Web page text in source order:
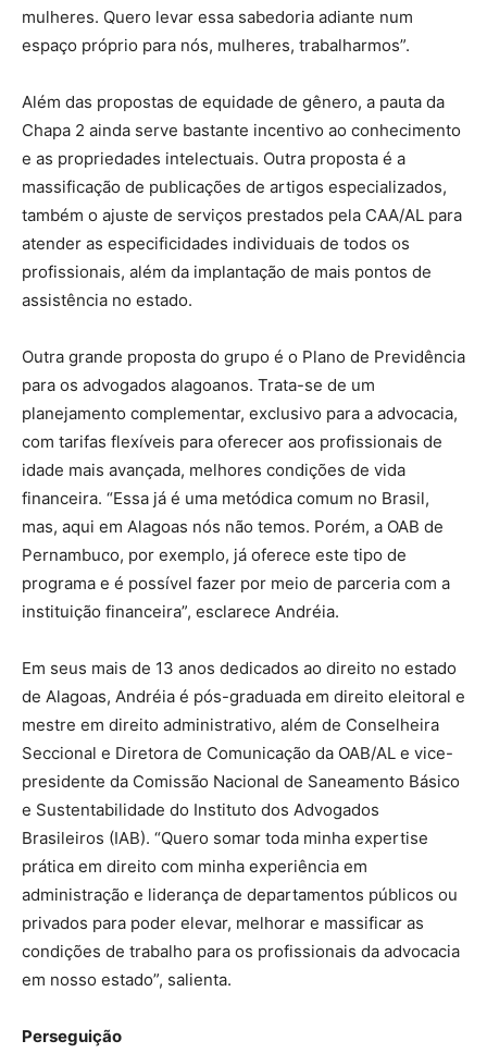
mulheres. Quero levar essa sabedoria adiante num
espaço próprio para nós, mulheres, trabalharmos”.
Além das propostas de equidade de gênero, a pauta da
Chapa 2 ainda serve bastante incentivo ao conhecimento
e as propriedades intelectuais. Outra proposta é a
massificação de publicações de artigos especializados,
também o ajuste de serviços prestados pela CAA/AL para
atender as especificidades individuais de todos os
profissionais, além da implantação de mais pontos de
assistência no estado.
Outra grande proposta do grupo é o Plano de Previdência
para os advogados alagoanos. Trata-se de um
planejamento complementar, exclusivo para a advocacia,
com tarifas flexíveis para oferecer aos profissionais de
idade mais avançada, melhores condições de vida
financeira. “Essa já é uma metódica comum no Brasil,
mas, aqui em Alagoas nós não temos. Porém, a OAB de
Pernambuco, por exemplo, já oferece este tipo de
programa e é possível fazer por meio de parceria com a
instituição financeira”, esclarece Andréia.
Em seus mais de 13 anos dedicados ao direito no estado
de Alagoas, Andréia é pós-graduada em direito eleitoral e
mestre em direito administrativo, além de Conselheira
Seccional e Diretora de Comunicação da OAB/AL e vice-
presidente da Comissão Nacional de Saneamento Básico
e Sustentabilidade do Instituto dos Advogados
Brasileiros (IAB). “Quero somar toda minha expertise
prática em direito com minha experiência em
administração e liderança de departamentos públicos ou
privados para poder elevar, melhorar e massificar as
condições de trabalho para os profissionais da advocacia
em nosso estado”, salienta.
Perseguição